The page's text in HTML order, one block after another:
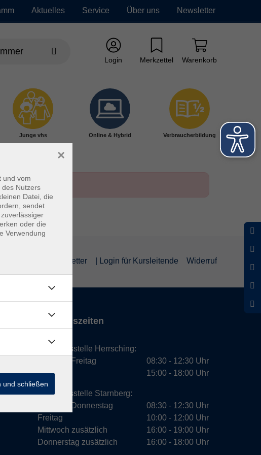
Aktuelles Service Über uns Newsletter
Login Merkzettel Warenkorb
Junge vhs Online & Hybrid Verbraucherbildung
Newsletter | Login für Kursleitende Widerruf
Öffnungszeiten
Geschäftsstelle Herrsching:
Montag - Freitag
Dienstag
08:30 - 12:30 Uhr
15:00 - 18:00 Uhr
Geschäftsstelle Starnberg:
Montag - Donnerstag
Freitag
Mittwoch zusätzlich
Donnerstag zusätzlich
08:30 - 12:30 Uhr
10:00 - 12:00 Uhr
16:00 - 19:00 Uhr
16:00 - 18:00 Uhr
und vom
Nutzers
Datei, die
sendet
oder die
Verwendung
×
und schließen